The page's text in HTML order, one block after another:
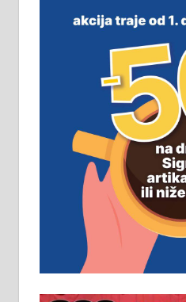
ПОСЛОВНИ
Рудник и
д.о.о. Рудник
помоћника
Основна школа,
искуство на
пословима, али не
услов.
превоз, исхрана.
локал 22
Пружам услуге
у грађевини,
молерских радова.